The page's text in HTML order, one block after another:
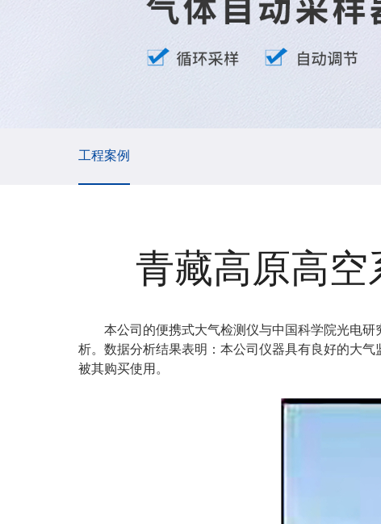
工程案例
青藏高原高
本公司的便携式大气检测仪与中国科学院光电
析。数据分析结果表明：本公司仪器具有良好的大
被其购买使用。